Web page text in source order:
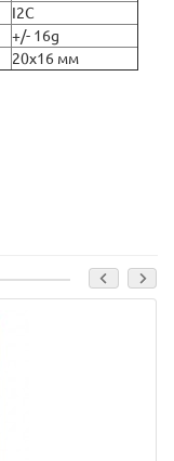
I2C
+/- 16g
20x16 мм